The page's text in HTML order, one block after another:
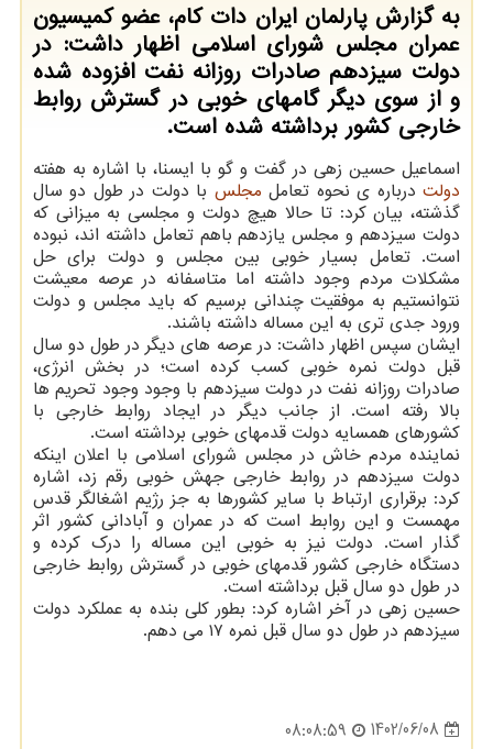
به گزارش پارلمان ایران دات کام، عضو کمیسیون
عمران مجلس شورای اسلامی اظهار داشت: در
دولت سیزدهم صادرات روزانه نفت افزوده شده
و از سوی دیگر گامهای خوبی در گسترش روابط
خارجی کشور برداشته شده است.
اسماعیل حسین زهی در گفت و گو با ایسنا، با اشاره به هفته
دولتدرباره ی نحوه تعامل مجلس با دولت در طول دو سال
گذشته، بیان کرد: تا حالا هیچ دولت و مجلسی به میزانی که
دولت سیزدهم و مجلس یازدهم باهم تعامل داشته اند، نبوده
است. تعامل بسیار خوبی بین مجلس و دولت برای حل
مشکلات مردم وجود داشته اما متاسفانه در عرصه معیشت
نتوانستیم به موفقیت چندانی برسیم که باید مجلس و دولت
ورود جدی تری به این مساله داشته باشند.
ایشان سپس اظهار داشت: در عرصه های دیگر در طول دو سال
قبل دولت نمره خوبی کسب کرده است؛ در بخش انرژی،
صادرات روزانه نفت در دولت سیزدهم با وجود وجود تحریم ها
بالا رفته است. از جانب دیگر در ایجاد روابط خارجی با
کشورهای همسایه دولت قدمهای خوبی برداشته است.
نماینده مردم خاش در مجلس شورای اسلامی با اعلان اینکه
دولت سیزدهم در روابط خارجی جهش خوبی رقم زد، اشاره
کرد: برقراری ارتباط با سایر کشورها به جز رژیم اشغالگر قدس
مهمست و این روابط است که در عمران و آبادانی کشور اثر
گذار است. دولت نیز به خوبی این مساله را درک کرده و
دستگاه خارجی کشور قدمهای خوبی در گسترش روابط خارجی
در طول دو سال قبل برداشته است.
حسین زهی در آخر اشاره کرد: بطور کلی بنده به عملکرد دولت
سیزدهم در طول دو سال قبل نمره ۱۷ می دهم.
1402/06/08
08:08:59